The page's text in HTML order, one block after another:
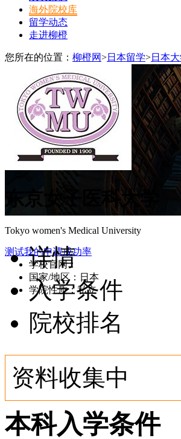
海外院校库
留学动态
走进柳橙
您所在的位置： 柳橙网>日本留学>日本
东京女子医科大学
Tokyo women's Medical University
测试我的申请成功率
学校官网：
国家/地区：日本
学院性质：私立
详情
入学条件
院校排名
资料收集中
本科入学条件